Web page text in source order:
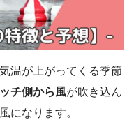
温が上がってくる季節
チ側から風が吹き込ん
になります。